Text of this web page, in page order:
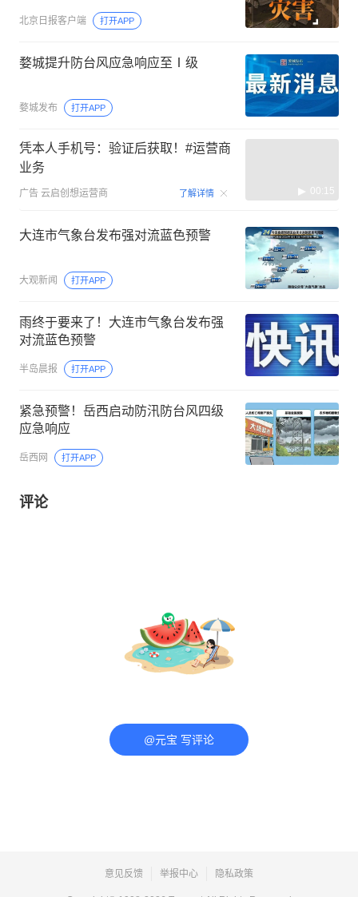
北京日报客户端 打开APP
婺城提升防台风应急响应至Ⅰ级
婺城发布 打开APP
凭本人手机号：验证后获取！#运营商
业务
广告 云启创想运营商 了解详情 00:15
大连市气象台发布强对流蓝色预警
大观新闻 打开APP
雨终于要来了！大连市气象台发布强
对流蓝色预警
半岛晨报 打开APP
紧急预警！岳西启动防汛防台风四级
应急响应
岳西网 打开APP
评论
@元宝 写评论
意见反馈 举报中心 隐私政策